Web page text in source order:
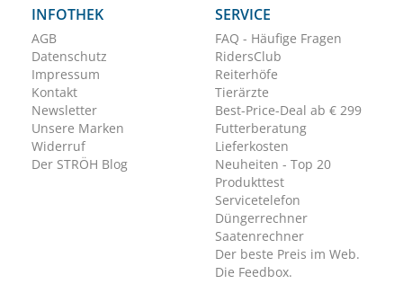
INFOTHEK
AGB
Datenschutz
Impressum
Kontakt
Newsletter
Unsere Marken
Widerruf
Der STRÖH Blog
SERVICE
FAQ - Häufige Fragen
RidersClub
Reiterhöfe
Tierärzte
Best-Price-Deal ab € 299
Futterberatung
Lieferkosten
Neuheiten - Top 20
Produkttest
Servicetelefon
Düngerrechner
Saatenrechner
Der beste Preis im Web.
Die Feedbox.